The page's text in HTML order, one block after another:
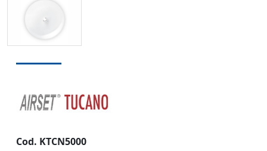
Cod. KTCN5000